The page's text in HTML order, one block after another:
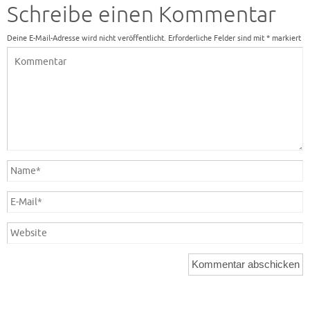
Schreibe einen Kommentar
Deine E-Mail-Adresse wird nicht veröffentlicht. Erforderliche Felder sind mit * markiert